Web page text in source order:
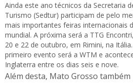
Ainda este ano técnicos da Secretaria
Turismo (Sedtur) participam de pelo
mais importantes feiras internacionais
mundial. A próxima será a TTG
20 e 22 de outubro, em Rimini, na
primeiro evento será a WTM e
Inglaterra entre os dias seis e nove.
Além desta, Mato Grosso